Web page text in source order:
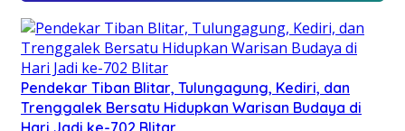
Pendekar Tiban Blitar, Tulungagung, Kediri, dan
Trenggalek Bersatu Hidupkan Warisan Budaya di
Hari Jadi ke-702 Blitar